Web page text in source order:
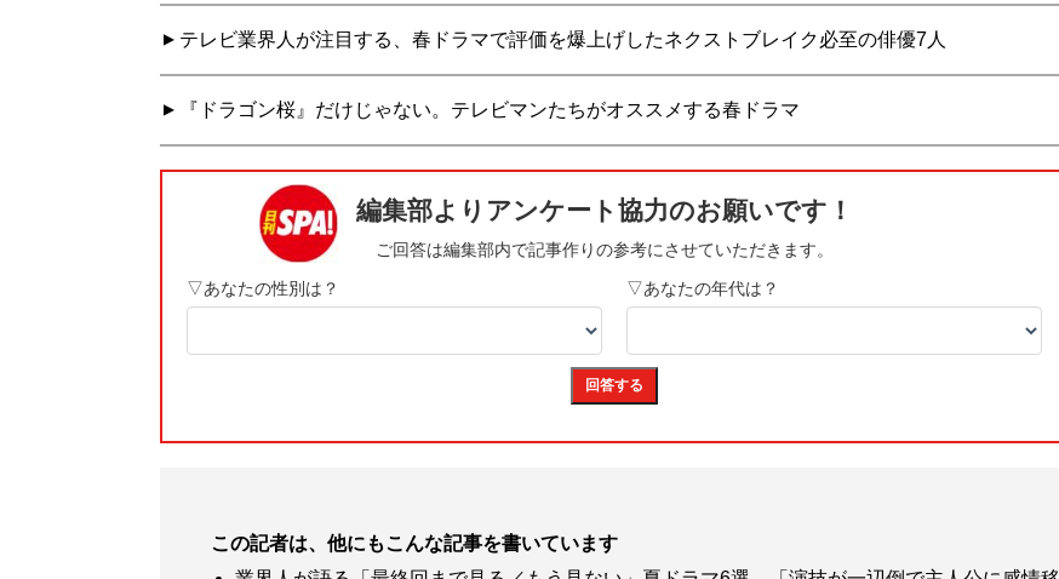
テレビ業界人が注目する、春ドラマで評価を爆上げしたネクストブレイク必至の俳優7人
『ドラゴン桜』だけじゃない。テレビマンたちがオススメする春ドラマ
この記者は、他にもこんな記事を書いています